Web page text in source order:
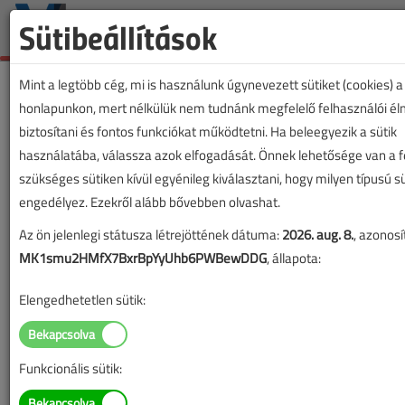
Sütibeállítások
Mint a legtöbb cég, mi is használunk úgynevezett sütiket (cookies) a
honlapunkon, mert nélkülük nem tudnánk megfelelő felhasználói
biztosítani és fontos funkciókat működtetni. Ha beleegyezik a sütik
használatába, válassza azok elfogadását. Önnek lehetősége van a
szükséges sütiken kívül egyénileg kiválasztani, hogy milyen típusú
engedélyez. Ezekről alább bővebben olvashat.
Az ön jelenlegi státusza létrejöttének dátuma:2026. aug. 8.,
MK1smu2HMfX7BxrBpYyUhb6PWBewDDG, állapota:
Elengedhetetlen sütik:
Funkcionális sütik: